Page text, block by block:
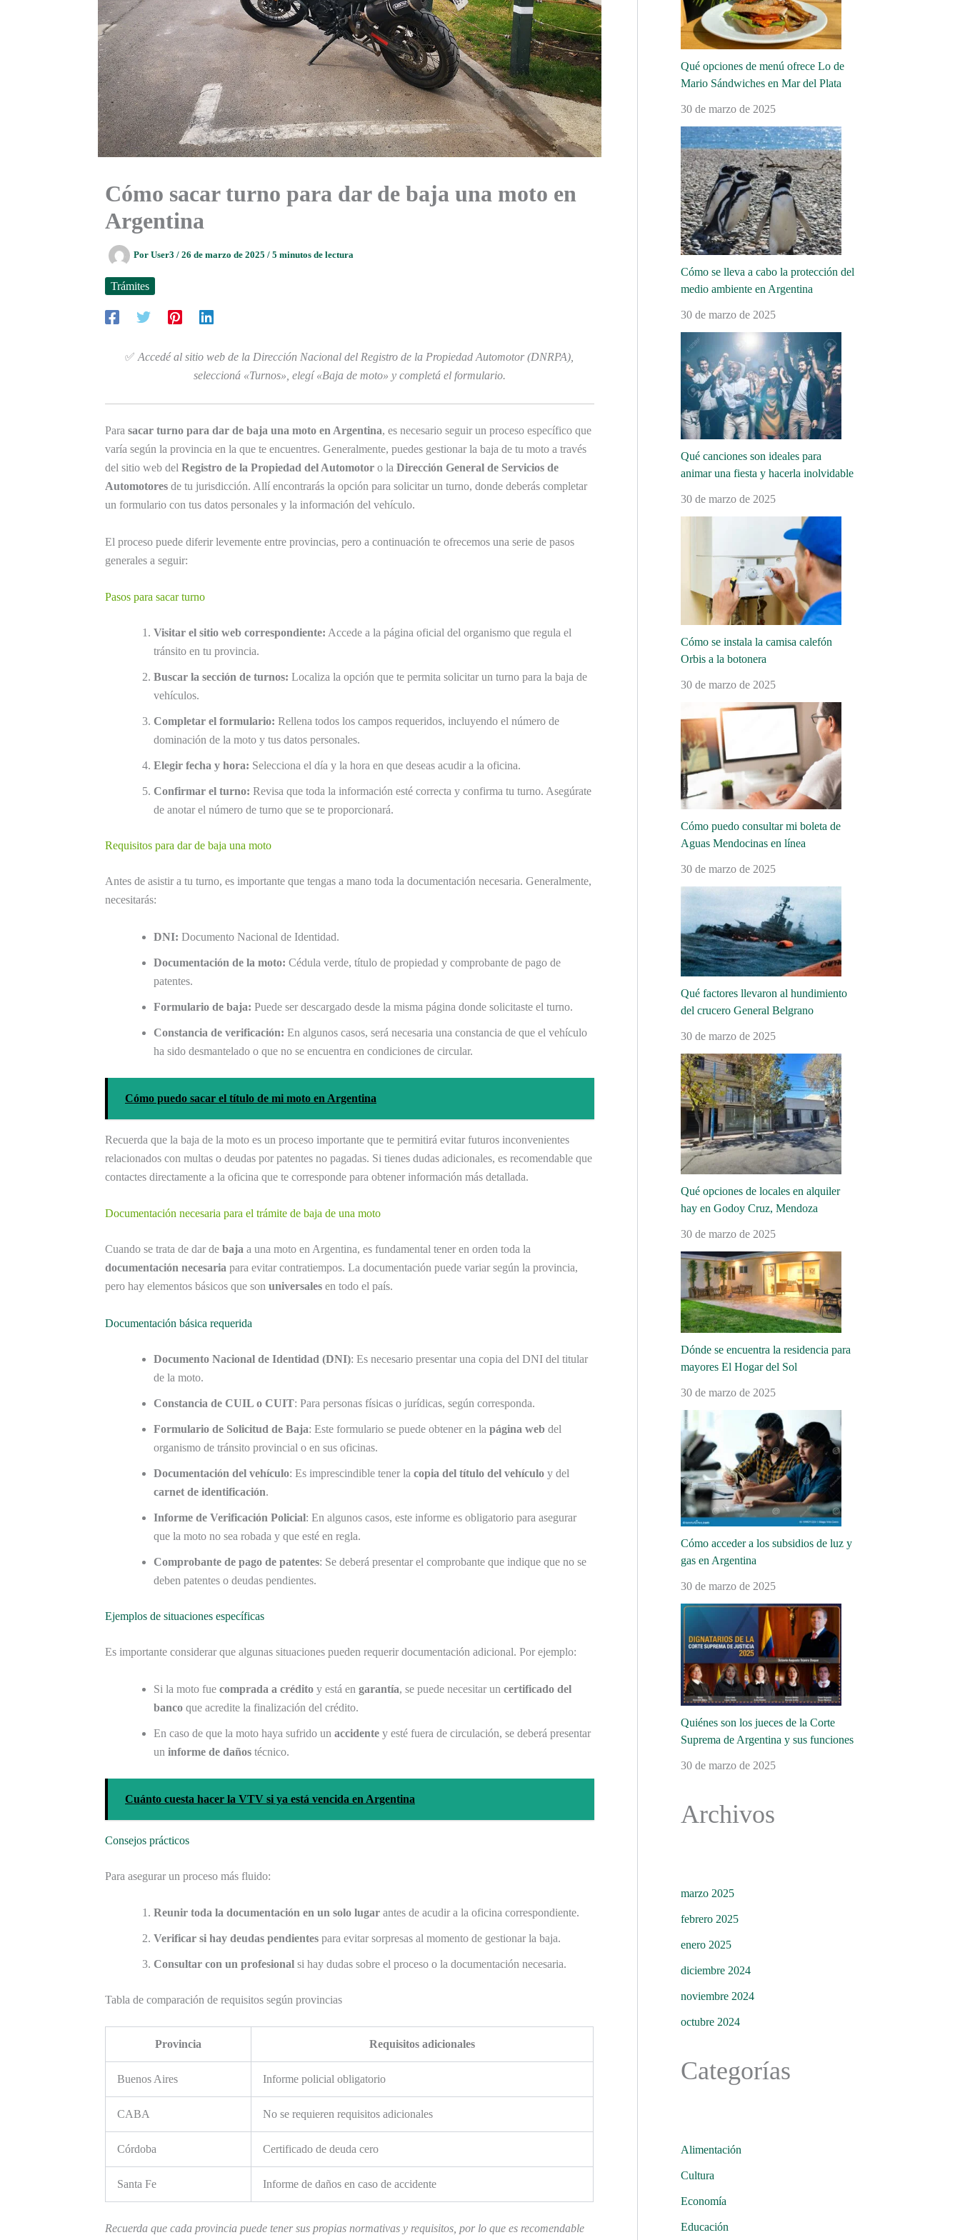
Cómo sacar turno para dar de baja una moto en
Argentina
Por User3 / 26 de marzo de 2025 / 5 minutos de lectura
Trámites
✅Accedé al sitio web de la Dirección Nacional del Registro de la Propiedad Automotor (DNRPA),
seleccioná «Turnos», elegí «Baja de moto» y completá el formulario.
Para sacar turno para dar de baja una moto en Argentina, es necesario seguir un proceso específico que
varía según la provincia en la que te encuentres. Generalmente, puedes gestionar la baja de tu moto a través
del sitio web del Registro de la Propiedad del Automotor o la Dirección General de Servicios de
Automotores de tu jurisdicción. Allí encontrarás la opción para solicitar un turno, donde deberás completar
un formulario con tus datos personales y la información del vehículo.
El proceso puede diferir levemente entre provincias, pero a continuación te ofrecemos una serie de pasos
generales a seguir:
Pasos para sacar turno
Visitar el sitio web correspondiente: Accede a la página oficial del organismo que regula el
tránsito en tu provincia.
Buscar la sección de turnos: Localiza la opción que te permita solicitar un turno para la baja de
vehículos.
Completar el formulario: Rellena todos los campos requeridos, incluyendo el número de
dominación de la moto y tus datos personales.
Elegir fecha y hora: Selecciona el día y la hora en que deseas acudir a la oficina.
Confirmar el turno: Revisa que toda la información esté correcta y confirma tu turno. Asegúrate
de anotar el número de turno que se te proporcionará.
Requisitos para dar de baja una moto
Antes de asistir a tu turno, es importante que tengas a mano toda la documentación necesaria. Generalmente,
necesitarás:
DNI: Documento Nacional de Identidad.
Documentación de la moto: Cédula verde, título de propiedad y comprobante de pago de
patentes.
Formulario de baja: Puede ser descargado desde la misma página donde solicitaste el turno.
Constancia de verificación: En algunos casos, será necesaria una constancia de que el vehículo
ha sido desmantelado o que no se encuentra en condiciones de circular.
Cómo puedo sacar el título de mi moto en Argentina
Recuerda que la baja de la moto es un proceso importante que te permitirá evitar futuros inconvenientes
relacionados con multas o deudas por patentes no pagadas. Si tienes dudas adicionales, es recomendable que
contactes directamente a la oficina que te corresponde para obtener información más detallada.
Documentación necesaria para el trámite de baja de una moto
Cuando se trata de dar de baja a una moto en Argentina, es fundamental tener en orden toda la
documentación necesaria para evitar contratiempos. La documentación puede variar según la provincia,
pero hay elementos básicos que son universales en todo el país.
Documentación básica requerida
Documento Nacional de Identidad (DNI): Es necesario presentar una copia del DNI del titular
de la moto.
Constancia de CUIL o CUIT: Para personas físicas o jurídicas, según corresponda.
Formulario de Solicitud de Baja: Este formulario se puede obtener en la página web del
organismo de tránsito provincial o en sus oficinas.
Documentación del vehículo: Es imprescindible tener la copia del título del vehículo y del
carnet de identificación.
Informe de Verificación Policial: En algunos casos, este informe es obligatorio para asegurar
que la moto no sea robada y que esté en regla.
Comprobante de pago de patentes: Se deberá presentar el comprobante que indique que no se
deben patentes o deudas pendientes.
Ejemplos de situaciones específicas
Es importante considerar que algunas situaciones pueden requerir documentación adicional. Por ejemplo:
Si la moto fue comprada a crédito y está en garantía, se puede necesitar un certificado del
banco que acredite la finalización del crédito.
En caso de que la moto haya sufrido un accidente y esté fuera de circulación, se deberá presentar
un informe de daños técnico.
Cuánto cuesta hacer la VTV si ya está vencida en Argentina
Consejos prácticos
Para asegurar un proceso más fluido:
Reunir toda la documentación en un solo lugar antes de acudir a la oficina correspondiente.
Verificar si hay deudas pendientes para evitar sorpresas al momento de gestionar la baja.
Consultar con un profesional si hay dudas sobre el proceso o la documentación necesaria.
Tabla de comparación de requisitos según provincias
Provincia Requisitos adicionales
Buenos Aires Informe policial obligatorio
CABA No se requieren requisitos adicionales
Córdoba Certificado de deuda cero
Santa Fe Informe de daños en caso de accidente
Recuerda que cada provincia puede tener sus propias normativas y requisitos, por lo que es recomendable
Qué opciones de menú ofrece Lo de
Mario Sándwiches en Mar del Plata
30 de marzo de 2025
Cómo se lleva a cabo la protección del
medio ambiente en Argentina
30 de marzo de 2025
Qué canciones son ideales para
animar una fiesta y hacerla inolvidable
30 de marzo de 2025
Cómo se instala la camisa calefón
Orbis a la botonera
30 de marzo de 2025
Cómo puedo consultar mi boleta de
Aguas Mendocinas en línea
30 de marzo de 2025
Qué factores llevaron al hundimiento
del crucero General Belgrano
30 de marzo de 2025
Qué opciones de locales en alquiler
hay en Godoy Cruz, Mendoza
30 de marzo de 2025
Dónde se encuentra la residencia para
mayores El Hogar del Sol
30 de marzo de 2025
Cómo acceder a los subsidios de luz y
gas en Argentina
30 de marzo de 2025
Quiénes son los jueces de la Corte
Suprema de Argentina y sus funciones
30 de marzo de 2025
Archivos
marzo 2025
febrero 2025
enero 2025
diciembre 2024
noviembre 2024
octubre 2024
Categorías
Alimentación
Cultura
Economía
Educación